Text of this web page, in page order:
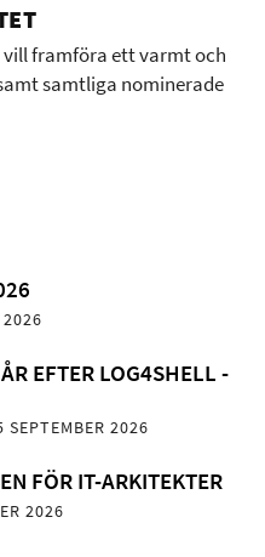
framföra ett varmt och
samtliga nominerade
2026
EFTER LOG4SHELL -
SEPTEMBER 2026
FÖR IT-ARKITEKTER
2026